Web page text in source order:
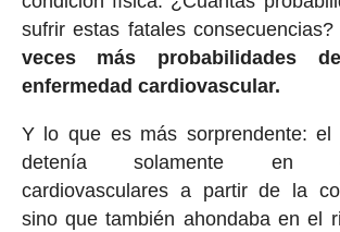
sufrir estas fatales consecuencias?
veces más probabilidades
enfermedad cardiovascular.
Y lo que es más sorprendente: el
detenía solamente en
cardiovasculares a partir de la
sino que también ahondaba en el